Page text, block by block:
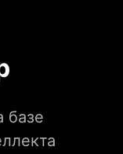
базе